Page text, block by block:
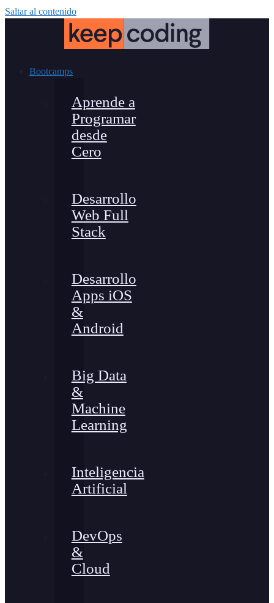
Saltar al contenido
Bootcamps
Aprende a
Programar
desde
Cero
Desarrollo
Web Full
Stack
Desarrollo
Apps iOS
&
Android
Big Data
&
Machine
Learning
Inteligencia
Artificial
DevOps
&
Cloud